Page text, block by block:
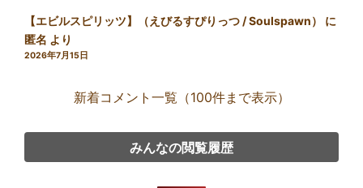
【エビルスピリッツ】（えびるすぴりっつ / Soulspawn）
に
匿名 より
2026年7月15日
新着コメント一覧（100件まで表示）
みんなの閲覧履歴